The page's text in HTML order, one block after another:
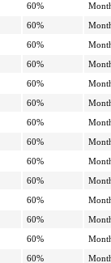
60%
60%
60%
60%
60%
60%
60%
60%
60%
60%
60%
60%
60%
60%